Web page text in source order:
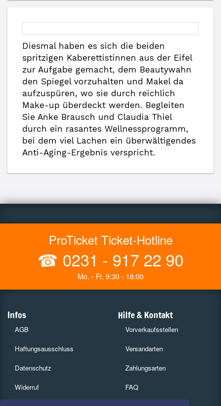
Diesmal haben es sich die beiden
spritzigen Kaberettistinnen aus der Eifel
zur Aufgabe gemacht, dem Beautywahn
den Spiegel vorzuhalten und Makel da
aufzuspüren, wo sie durch reichlich
Make-up überdeckt werden. Begleiten
Sie Anke Brausch und Claudia Thiel
durch ein rasantes Wellnessprogramm,
bei dem viel Lachen ein überwältigendes
Anti-Aging-Ergebnis verspricht.
ProTicket Ticket-Hotline
☎ 0231 - 917 22 90
Mo. - Fr. 9:30 - 18:00
Infos
AGB
Haftungsausschluss
Datenschutz
Widerruf
Hilfe & Kontakt
Vorverkaufsstellen
Versandarten
Zahlungsarten
FAQ